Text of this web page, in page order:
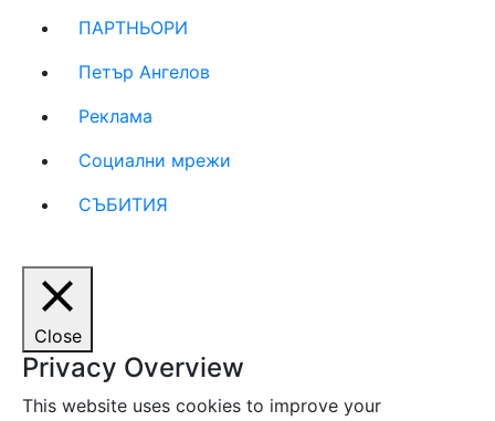
ПАРТНЬОРИ
Петър Ангелов
Реклама
Социални мрежи
СЪБИТИЯ
Close
Privacy Overview
This website uses cookies to improve your